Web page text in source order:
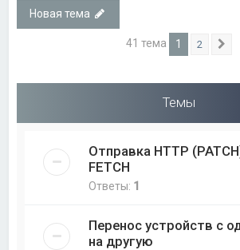
Новая тема
41 тема 1 2
Темы
Отправка HTTP
FETCH
Ответы: 1
Перенос устройств с
на другую